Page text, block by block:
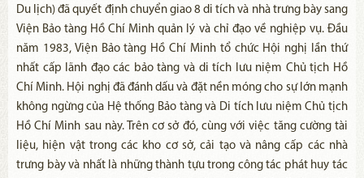
Du lịch) đã quyết định chuyển giao 8 di tích và nhà trưng bày sang
Viện Bảo tàng Hồ Chí Minh quản lý và chỉ đạo về nghiệp vụ. Đầu
năm 1983, Viện Bảo tàng Hồ Chí Minh tổ chức Hội nghị lần thứ
nhất cấp lãnh đạo các bảo tàng và di tích lưu niệm Chủ tịch Hồ
Chí Minh. Hội nghị đã đánh dấu và đặt nền móng cho sự lớn mạnh
không ngừng của Hệ thống Bảo tàng và Di tích lưu niệm Chủ tịch
Hồ Chí Minh sau này. Trên cơ sở đó, cùng với việc tăng cường tài
liệu, hiện vật trong các kho cơ sở, cải tạo và nâng cấp các nhà
trưng bày và nhất là những thành tựu trong công tác phát huy tác